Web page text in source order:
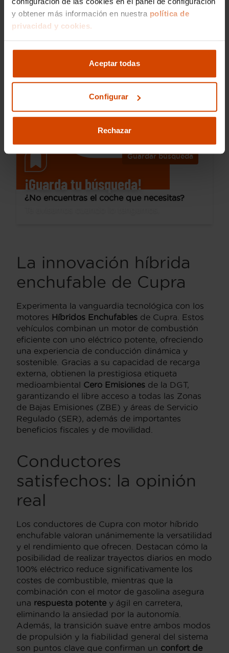
y obtener más información en nuestra política de
privacidad y cookies.
Aceptar todas
Configurar
Rechazar
Desde 403 € /mes*
Cupra Formentor
1.4 e-Hybrid 150kW (204 CV) DSG
2024
100.077 km
Automática
I.V.A. Deducible Irún
Guardar búsqueda
¡Guarda tu búsqueda!
¿No encuentras el coche que necesitas?
La innovación híbrida
enchufable de Cupra
Experimenta la vanguardia tecnológica con los
motores Híbridos Enchufables de Cupra. Estos
vehículos combinan un motor de combustión
eficiente con uno eléctrico potente, ofreciendo
una experiencia de conducción dinámica y
sostenible. Gracias a su capacidad de recarga
externa, obtienen la prestigiosa etiqueta
medioambiental Cero Emisiones de la DGT,
garantizando el libre acceso a todas las Zonas
de Bajas Emisiones (ZBE) y áreas de Servicio
Regulado (SER), además de importantes
beneficios fiscales y de movilidad.
Conductores
satisfechos: la opinión
real
Los conductores de Cupra con motor híbrido
enchufable valoran unánimemente la versatilidad
y el rendimiento que ofrecen. Destacan cómo la
posibilidad de realizar trayectos diarios en modo
100% eléctrico reduce significativamente los
costes de combustible, mientras que la
combinación con el motor de gasolina asegura
una respuesta potente y ágil en carretera,
eliminando la ansiedad por la autonomía.
Además, la transición suave entre ambos modos
de propulsión y la fiabilidad general del sistema
son puntos clave que confirman un confort de